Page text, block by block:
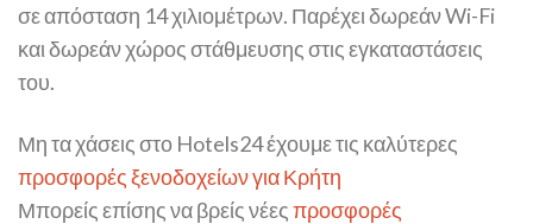
σε απόσταση 14 χιλιομέτρων. Παρέχει δωρεάν Wi-Fi
και δωρεάν χώρος στάθμευσης στις εγκαταστάσεις
του.
Μη τα χάσεις στο Hotels24 έχουμε τις καλύτερες
προσφορές ξενοδοχείων για Κρήτη
Μπορείς επίσης να βρείς νέεςπροσφορές